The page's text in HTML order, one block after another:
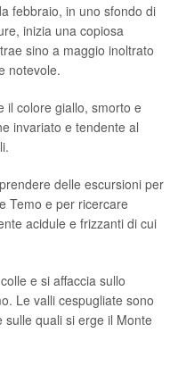
febbraio, in uno sfondo di
inizia una copiosa
sino a maggio inoltrato
notevole.
il colore giallo, smorto e
invariato e tendente al
delle escursioni per
Temo e per ricercare
acidule e frizzanti di cui
e si affaccia sullo
Le valli cespugliate sono
quali si erge il Monte